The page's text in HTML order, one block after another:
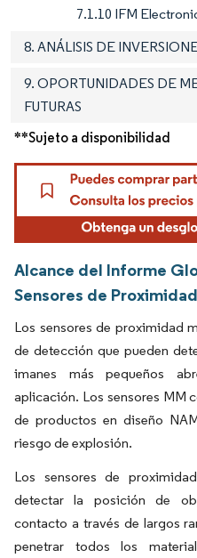
7.1.10 IFM
8. ANÁLISIS DE
9. OPORTUNIDADES DE
FUTURAS
**Sujeto a disponibilidad
Alcance del Informe
Sensores de
Los sensores de proximidad
de detección que pueden
imanes más pequeños
aplicación. Los sensores MM
de productos en diseño
riesgo de explosión.
Los sensores de
detectar la posición de
contacto a través de largos
penetrar todos los